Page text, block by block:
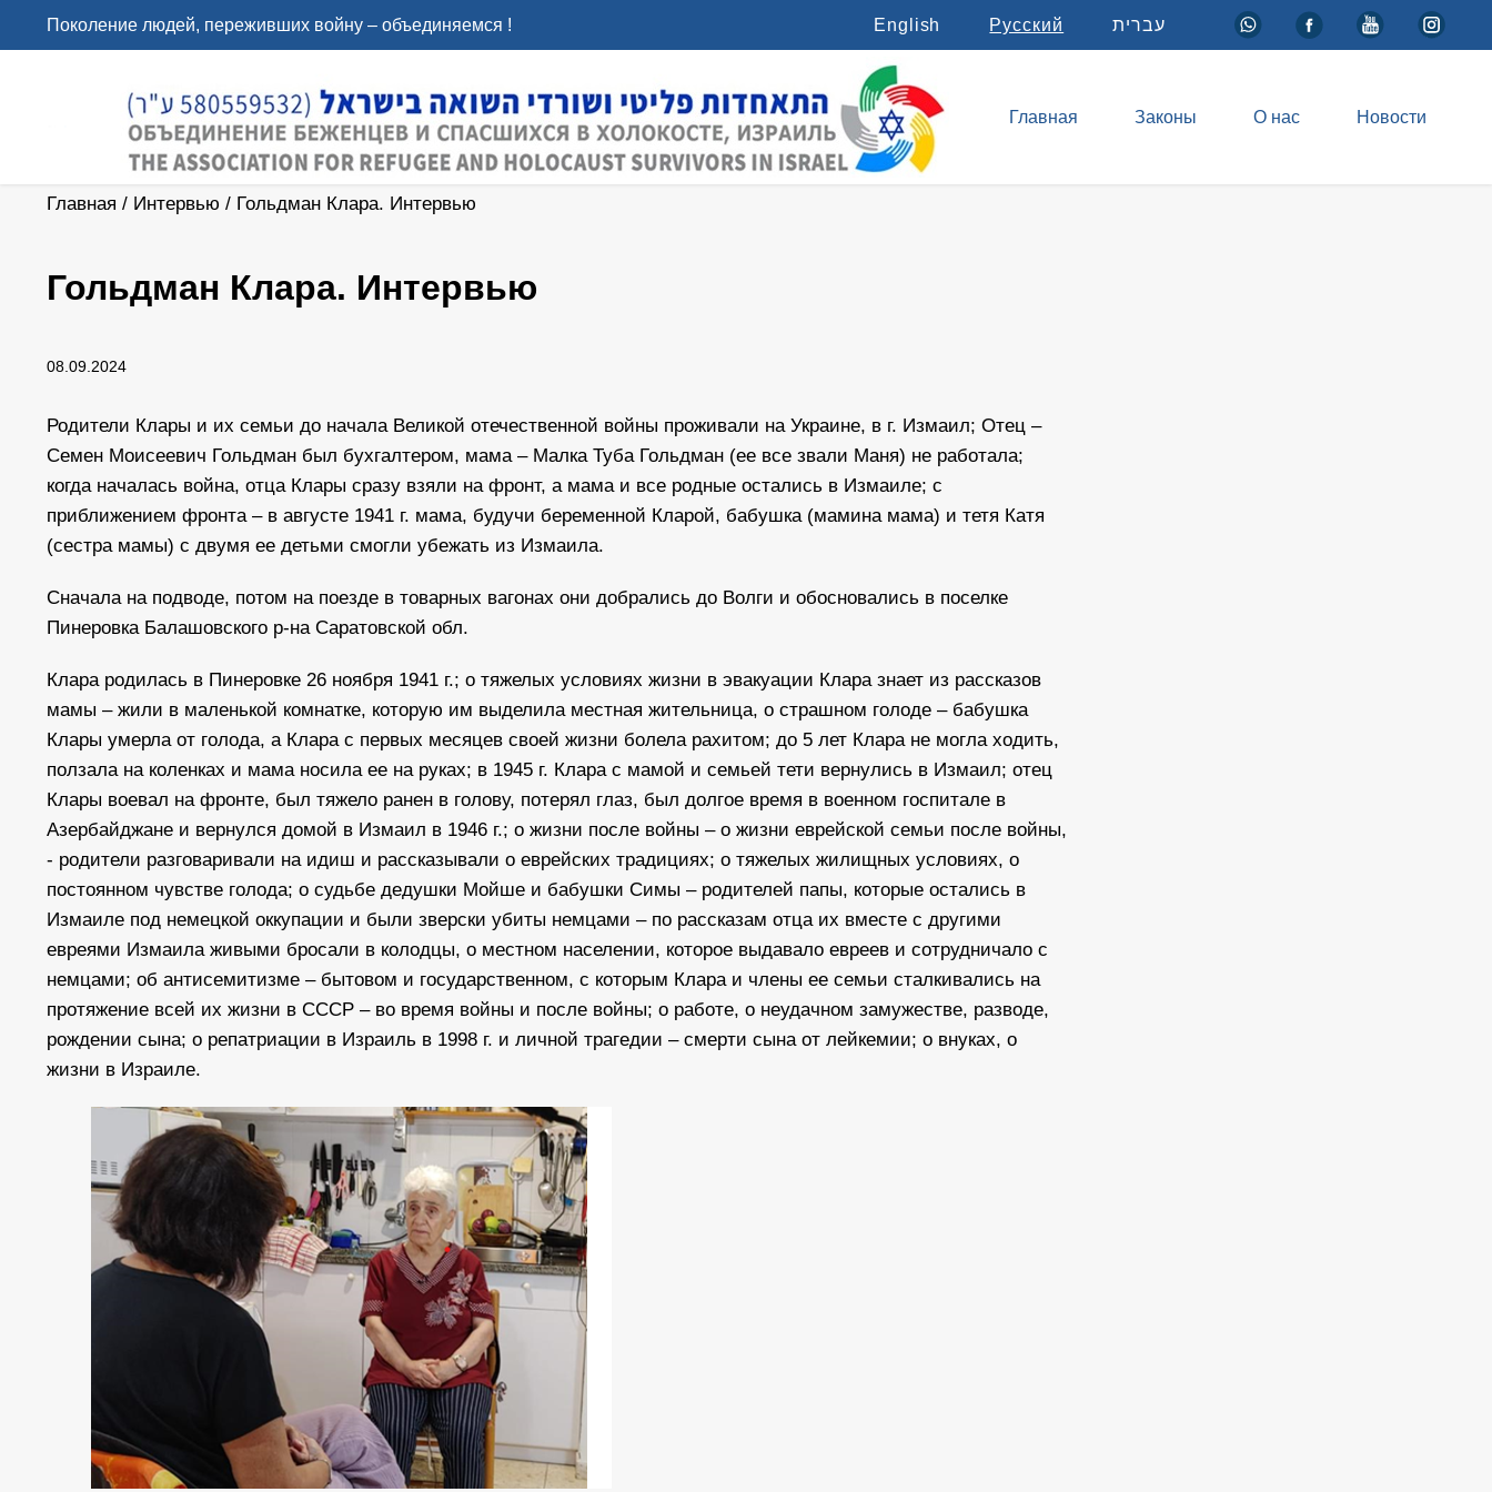
Поколение людей, переживших войну – объединяемся ! English Русский עברית
Главная Законы О нас Новости
Главная / Интервью / Гольдман Клара. Интервью
Гольдман Клара. Интервью
08.09.2024
Родители Клары и их семьи до начала Великой отечественной войны проживали на Украине, в г. Измаил; Отец –
Семен Моисеевич Гольдман был бухгалтером, мама – Малка Туба Гольдман (ее все звали Маня) не работала;
когда началась война, отца Клары сразу взяли на фронт, а мама и все родные остались в Измаиле; с
приближением фронта – в августе 1941 г. мама, будучи беременной Кларой, бабушка (мамина мама) и тетя Катя
(сестра мамы) с двумя ее детьми смогли убежать из Измаила.
Сначала на подводе, потом на поезде в товарных вагонах они добрались до Волги и обосновались в поселке
Пинеровка Балашовского р-на Саратовской обл.
Клара родилась в Пинеровке 26 ноября 1941 г.; о тяжелых условиях жизни в эвакуации Клара знает из рассказов
мамы – жили в маленькой комнатке, которую им выделила местная жительница, о страшном голоде – бабушка
Клары умерла от голода, а Клара с первых месяцев своей жизни болела рахитом; до 5 лет Клара не могла ходить,
ползала на коленках и мама носила ее на руках; в 1945 г. Клара с мамой и семьей тети вернулись в Измаил; отец
Клары воевал на фронте, был тяжело ранен в голову, потерял глаз, был долгое время в военном госпитале в
Азербайджане и вернулся домой в Измаил в 1946 г.; о жизни после войны – о жизни еврейской семьи после войны,
- родители разговаривали на идиш и рассказывали о еврейских традициях; о тяжелых жилищных условиях, о
постоянном чувстве голода; о судьбе дедушки Мойше и бабушки Симы – родителей папы, которые остались в
Измаиле под немецкой оккупации и были зверски убиты немцами – по рассказам отца их вместе с другими
евреями Измаила живыми бросали в колодцы, о местном населении, которое выдавало евреев и сотрудничало с
немцами; об антисемитизме – бытовом и государственном, с которым Клара и члены ее семьи сталкивались на
протяжение всей их жизни в СССР – во время войны и после войны; о работе, о неудачном замужестве, разводе,
рождении сына; о репатриации в Израиль в 1998 г. и личной трагедии – смерти сына от лейкемии; о внуках, о
жизни в Израиле.